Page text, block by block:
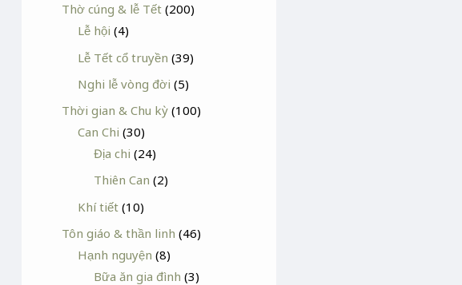
Thờ cúng & lễ Tết (200)
Lễ hội (4)
Lễ Tết cổ truyền (39)
Nghi lễ vòng đời (5)
Thời gian & Chu kỳ (100)
Can Chi (30)
Địa chi (24)
Thiên Can (2)
Khí tiết (10)
Tôn giáo & thần linh (46)
Hạnh nguyện (8)
Bữa ăn gia đình (3)